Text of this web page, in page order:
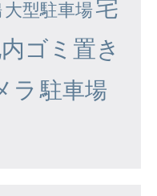
大型駐車場宅
ゴミ置き
ラ 駐車場